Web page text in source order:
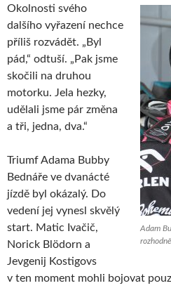
Adam
Okolnosti svého
dalšího vyřazení nechce
příliš rozvádět. „Byl
pád,“ odtuší. „Pak jsme
skočili na druhou
motorku. Jela hezky,
udělali jsme pár změna
a tři, jedna, dva.“
Triumf Adama Bubby
Bednáře ve dvanácté
jízdě byl okázalý. Do
vedení jej vynesl skvělý
start. Matic Ivačič,
Norick Blödorn a
Jevgenij Kostigovs
v ten moment mohli bojovat